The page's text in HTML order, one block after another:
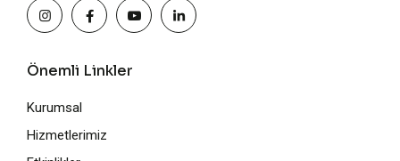
Önemli Linkler
Kurumsal
Hizmetlerimiz